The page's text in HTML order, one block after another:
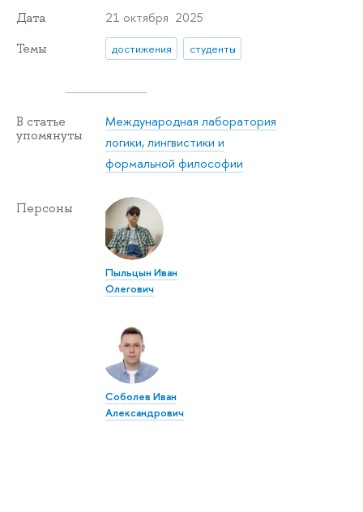
Дата 21 октября 2025
Темы достижения студенты
В статье
упомянуты
Международная лаборатория
логики, лингвистики и
формальной философии
Персоны
Пыльцын Иван
Олегович
Соболев Иван
Александрович